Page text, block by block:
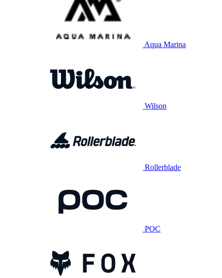
Aqua Marina
Wilson
Rollerblade
POC